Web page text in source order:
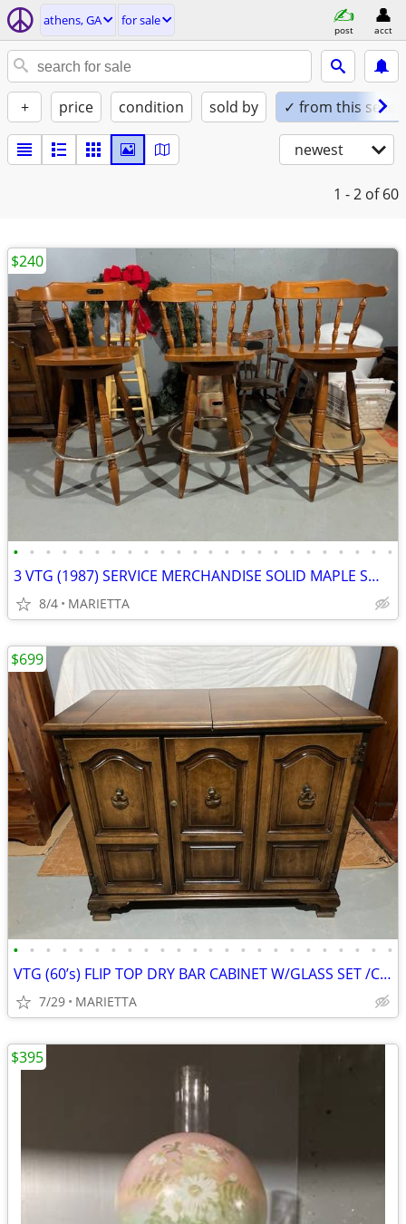
athens, GA for sale
post acct
+ price condition sold by ✓ from this seller
newest
1 - 2 of 60
• • • • • • • • • • • • • • • • • • • • • • • •
3 VTG (1987) SERVICE MERCHANDISE SOLID MAPLE SWIVEL BAR STOOLS
8/4 MARIETTA
$240
• • • • • • • • • • • • • • • • • • • • • • • •
VTG (60’s) FLIP TOP DRY BAR CABINET W/GLASS SET /CASTERS / WINE RACK
7/29 MARIETTA
$699
$395